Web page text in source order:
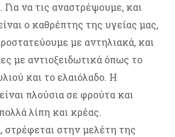
Για να τις αναστρέψουμε, και
ο καθρέπτης της υγείας μας,
με αντηλιακά, και
με αντιοξειδωτικά όπως το
και το ελαιόλαδο. Η
πλούσια σε φρούτα και
λίπη και κρέας.
στρέφεται στην μελέτη της